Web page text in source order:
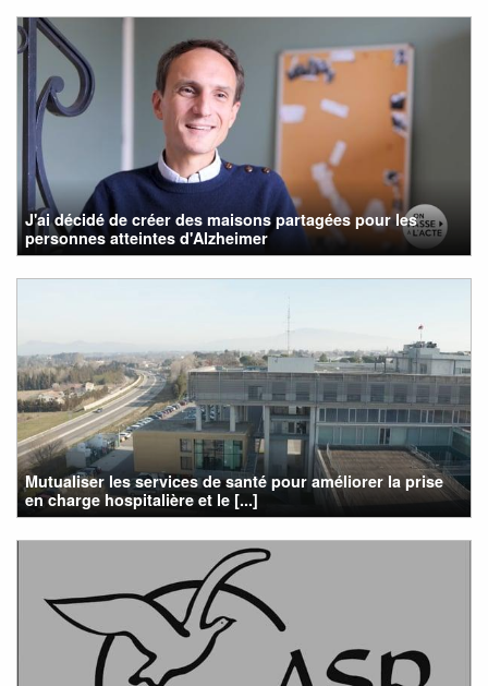
J'ai décidé de créer des maisons partagées pour les
personnes atteintes d'Alzheimer
Mutualiser les services de santé pour améliorer la prise
en charge hospitalière et le [...]